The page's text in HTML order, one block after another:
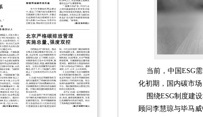
当前，中国ESG需
化初期，国内碳市
围绕ESG制度建设
顾问李慧琼与毕马